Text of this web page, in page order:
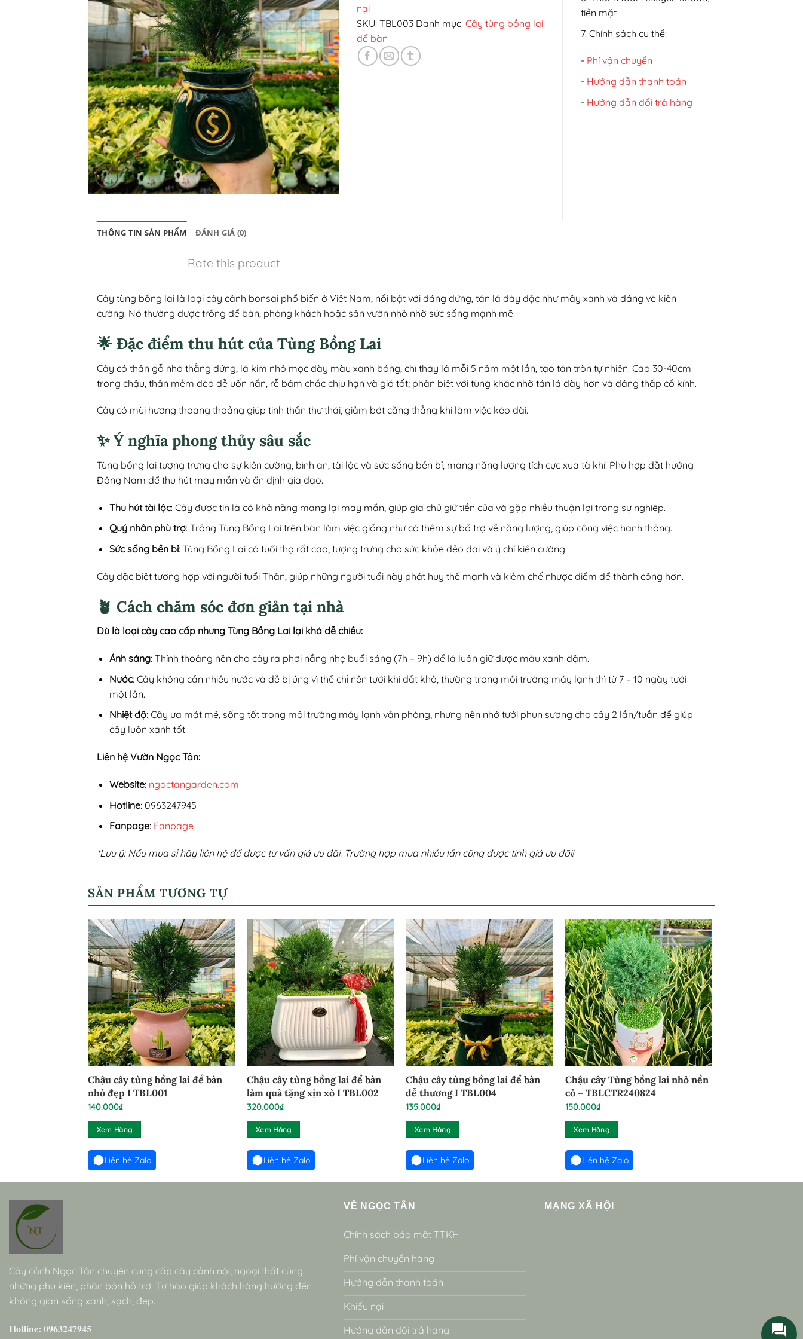
nại
SKU: TBL003 Danh mục: Cây tùng bồng lai
để bàn
tiền mặt
7. Chính sách cụ thể:
- Phí vận chuyển
- Hướng dẫn thanh toán
- Hướng dẫn đổi trả hàng
THÔNG TIN SẢN PHẨM ĐÁNH GIÁ (0)
Rate this product
Cây tùng bồng lai là loại cây cảnh bonsai phổ biến ở Việt Nam, nổi bật với dáng đứng, tán lá dày đặc như mây xanh và dáng vẻ kiên
cường. Nó thường được trồng để bàn, phòng khách hoặc sân vườn nhỏ nhờ sức sống mạnh mẽ.
🌟 Đặc điểm thu hút của Tùng Bồng Lai
Cây có thân gỗ nhỏ thẳng đứng, lá kim nhỏ mọc dày màu xanh bóng, chỉ thay lá mỗi 5 năm một lần, tạo tán tròn tự nhiên. Cao 30-40cm
trong chậu, thân mềm dẻo dễ uốn nắn, rễ bám chắc chịu hạn và gió tốt; phân biệt với tùng khác nhờ tán lá dày hơn và dáng thấp cổ kính.
Cây có mùi hương thoang thoảng giúp tinh thần thư thái, giảm bớt căng thẳng khi làm việc kéo dài.
✨ Ý nghĩa phong thủy sâu sắc
Tùng bồng lai tượng trưng cho sự kiên cường, bình an, tài lộc và sức sống bền bỉ, mang năng lượng tích cực xua tà khí. Phù hợp đặt hướng
Đông Nam để thu hút may mắn và ổn định gia đạo.
Thu hút tài lộc: Cây được tin là có khả năng mang lại may mắn, giúp gia chủ giữ tiền của và gặp nhiều thuận lợi trong sự nghiệp.
Quý nhân phù trợ: Trồng Tùng Bồng Lai trên bàn làm việc giống như có thêm sự bổ trợ về năng lượng, giúp công việc hanh thông.
Sức sống bền bỉ: Tùng Bồng Lai có tuổi thọ rất cao, tượng trưng cho sức khỏe dẻo dai và ý chí kiên cường.
Cây đặc biệt tương hợp với người tuổi Thân, giúp những người tuổi này phát huy thế mạnh và kiềm chế nhược điểm để thành công hơn.
🪴 Cách chăm sóc đơn giản tại nhà
Dù là loại cây cao cấp nhưng Tùng Bồng Lai lại khá dễ chiều:
Ánh sáng: Thỉnh thoảng nên cho cây ra phơi nắng nhẹ buổi sáng (7h – 9h) để lá luôn giữ được màu xanh đậm.
Nước: Cây không cần nhiều nước và dễ bị úng vì thế chỉ nên tưới khi đất khô, thường trong môi trường máy lạnh thì từ 7 – 10 ngày tưới
một lần.
Nhiệt độ: Cây ưa mát mẻ, sống tốt trong môi trường máy lạnh văn phòng, nhưng nên nhớ tưới phun sương cho cây 2 lần/tuần để giúp
cây luôn xanh tốt.
Liên hệ Vườn Ngọc Tân:
Website: ngoctangarden.com
Hotline: 0963247945
Fanpage: Fanpage
*Lưu ý: Nếu mua sỉ hãy liên hệ để được tư vấn giá ưu đãi. Trường hợp mua nhiều lần cũng được tính giá ưu đãi!
SẢN PHẨM TƯƠNG TỰ
Chậu cây tùng bồng lai để bàn
nhỏ đẹp I TBL001
140.000₫
Xem Hàng
Liên hệ Zalo
Chậu cây tùng bồng lai để bàn
làm quà tặng xịn xò I TBL002
320.000₫
Xem Hàng
Liên hệ Zalo
Chậu cây tùng bồng lai để bàn
dễ thương I TBL004
135.000₫
Xem Hàng
Liên hệ Zalo
Chậu cây Tùng bồng lai nhỏ nền
cỏ – TBLCTR240824
150.000₫
Xem Hàng
Liên hệ Zalo
Cây cảnh Ngọc Tân chuyên cung cấp cây cảnh nội, ngoại thất cùng
những phụ kiện, phân bón hỗ trợ. Tự hào giúp khách hàng hướng đến
không gian sống xanh, sạch, đẹp.
Hotline: 0963247945
VỀ NGỌC TÂN
Chính sách bảo mật TTKH
Phí vận chuyển hàng
Hướng dẫn thanh toán
Khiếu nại
Hướng dẫn đổi trả hàng
MẠNG XÃ HỘI